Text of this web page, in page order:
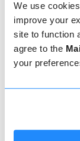
We use
improve your
site to function
agree to the
your